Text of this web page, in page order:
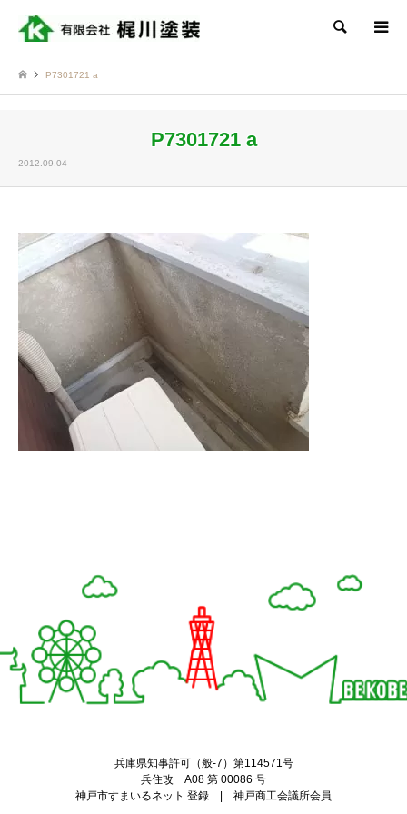
検索
P7301721 a
P7301721 a
2012.09.04
兵庫県知事許可（般-7）第114571号
兵住改 A08 第 00086 号
神戸市すまいるネット 登録 | 神戸商工会議所会員